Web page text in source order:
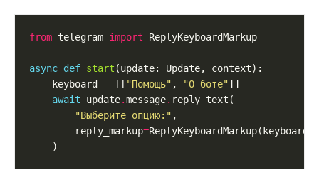
from telegram import
async def start
    keyboard
= [[ "Помощь" , "О боте"
await update.message.
"Выберите опцию:"
        reply_markup
=